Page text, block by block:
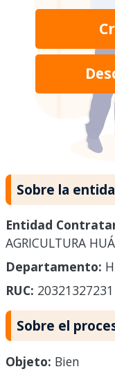
Sobre la
Entidad
AGRICULTURA
Departamento:
RUC: 20321327231
Sobre el
Objeto: Bien